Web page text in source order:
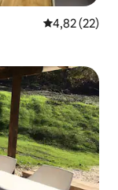
4,82 (22)